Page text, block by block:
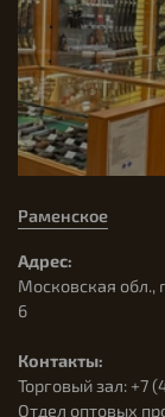
Раменское
Адрес:
Московская обл.,
6
Контакты:
Торговый зал: +7
Отдел оптовых